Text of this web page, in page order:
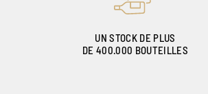
UN STOCK DE PLUS
DE 400.000 BOUTEILLES